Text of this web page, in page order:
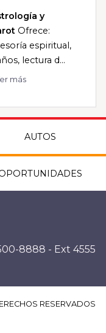
y
Ofrece:
espiritual,
lectura d...
más
AUTOS
8888 - Ext 4555
RESERVADOS